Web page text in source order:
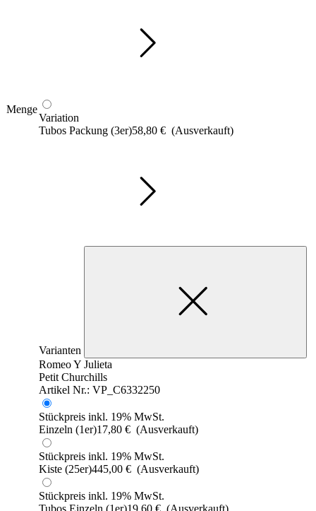
Menge
Variation
Tubos Packung (3er)58,80 € (Ausverkauft)
Varianten
Romeo Y Julieta
Petit Churchills
Artikel Nr.: VP_C6332250
Stückpreis inkl. 19% MwSt.
Einzeln (1er)17,80 € (Ausverkauft)
Stückpreis inkl. 19% MwSt.
Kiste (25er)445,00 € (Ausverkauft)
Stückpreis inkl. 19% MwSt.
Tubos Einzeln (1er)19,60 € (Ausverkauft)